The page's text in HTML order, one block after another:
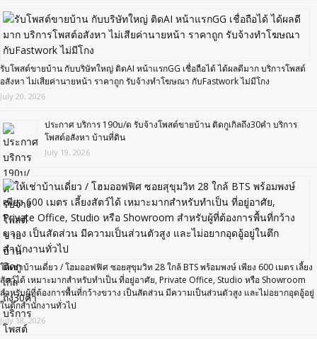
รับโพสต์ขายบ้าน กับบริษัทใหญ่ ติดAI หน้าแรกGG เชื่อถือได้ ได้ผลดีมาก บริการโพสต์
อสังหา ไม่เสียค่านายหน้า ราคาถูก รับจ้างทำโฆษณา กับFastwork ไม่มีโกง
July 20, 2026
ประกาศ บริการ 190บ/ด รับจ้างโพสต์ขายบ้าน ติดกูเกิลถึง30คำ บริการ
โพสต์อสังหา บ้านที่ดิน
July 19, 2026
ให้เช่าบ้านเดี่ยว / โฮมออฟฟิศ ซอยสุขุมวิท 28 ใกล้ BTS พร้อมพงษ์ เพียง 600 เมตร เลี้ยง
สัตว์ได้ เหมาะมากสำหรับทำเป็น ที่อยู่อาศัย, Private Office, Studio หรือ Showroom
สำหรับผู้ที่ต้องการพื้นที่กว้างขวาง เป็นสัดส่วน มีความเป็นส่วนตัวสูง และไม่อยากอุดอู้อยู่
ในตึกสำนักงานทั่วไป
July 18, 2026